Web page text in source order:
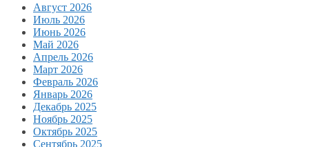
Август 2026
Июль 2026
Июнь 2026
Май 2026
Апрель 2026
Март 2026
Февраль 2026
Январь 2026
Декабрь 2025
Ноябрь 2025
Октябрь 2025
Сентябрь 2025